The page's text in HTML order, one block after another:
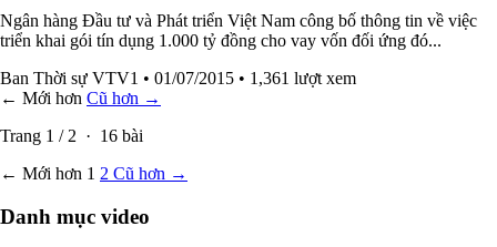
Ngân hàng Đầu tư và Phát triển Việt Nam công bố thông tin về việc
triển khai gói tín dụng 1.000 tỷ đồng cho vay vốn đối ứng đó...
Ban Thời sự VTV1 • 01/07/2015 • 1,361 lượt xem
← Mới hơn Cũ hơn →
Trang 1 / 2 · 16 bài
← Mới hơn 1 2 Cũ hơn →
Danh mục video